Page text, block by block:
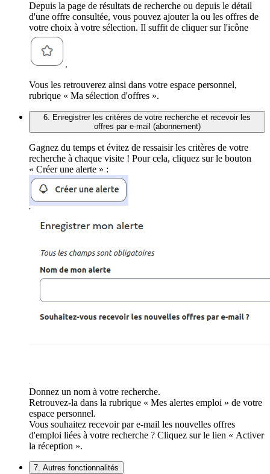
Depuis la page de résultats de recherche ou depuis le détail
d'une offre consultée, vous pouvez ajouter la ou les offres de
votre choix à votre sélection. Il suffit de cliquer sur l'icône
.
Vous les retrouverez ainsi dans votre espace personnel,
rubrique « Ma sélection d'offres ».
6. Enregistrer les critères de votre recherche et recevoir les
offres par e-mail (abonnement)
Gagnez du temps et évitez de ressaisir les critères de votre
recherche à chaque visite ! Pour cela, cliquez sur le bouton
« Créer une alerte » :
Donnez un nom à votre recherche.
Retrouvez-la dans la rubrique « Mes alertes emploi » de votre
espace personnel.
Vous souhaitez recevoir par e-mail les nouvelles offres
d'emploi liées à votre recherche ? Cliquez sur le lien « Activer
la réception ».
7. Autres fonctionnalités